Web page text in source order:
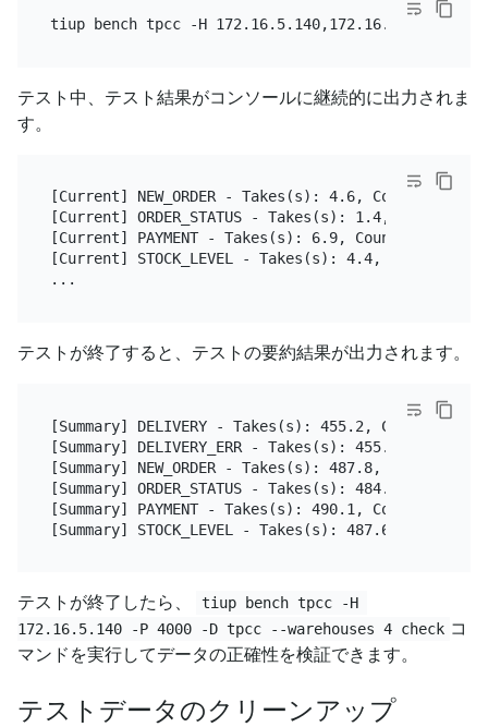
tiup bench tpcc -H 172.16.5.140,172.16.5.141 -P
テスト中、テスト結果がコンソールに継続的に出力されま
す。
[Current] NEW_ORDER - Takes(s): 4.6, Count: 5,
[Current] ORDER_STATUS - Takes(s): 1.4, Count:
[Current] PAYMENT - Takes(s): 6.9, Count: 5,
[Current] STOCK_LEVEL - Takes(s): 4.4, Count:
テストが終了すると、テストの要約結果が出力されます。
[Summary] DELIVERY - Takes(s): 455.2, Count:
[Summary] DELIVERY_ERR - Takes(s): 455.2,
[Summary] NEW_ORDER - Takes(s): 487.8, Count:
[Summary] ORDER_STATUS - Takes(s): 484.6,
[Summary] PAYMENT - Takes(s): 490.1, Count:
テストが終了したら、
tiup bench tpcc -H
172.16.5.140 -P 4000 -D tpcc --warehouses 4 check コ
マンドを実行してデータの正確性を検証できます。
テストデータのクリーンアップ